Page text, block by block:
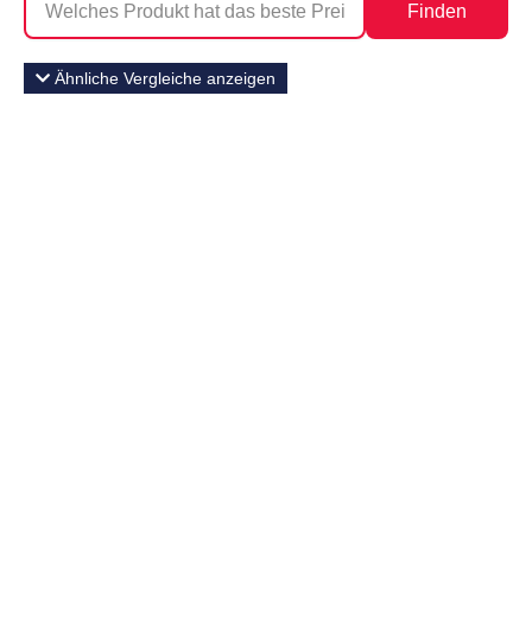
Finden
Ähnliche Vergleiche anzeigen